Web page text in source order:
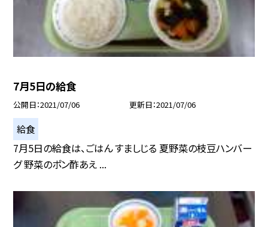
7月5日の給食
公開日 2021/07/06 更新日 2021/07/06
給食
7月5日の給食は、ごはん すましじる 夏野菜の枝豆ハンバー
グ 野菜のポン酢あえ ...